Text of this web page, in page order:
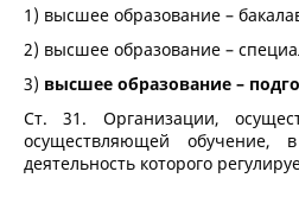
1) высшее образование –
2) высшее образование –
3) высшее образование –
Ст. 31. Организации,
осуществляющей обучение,
деятельность которого